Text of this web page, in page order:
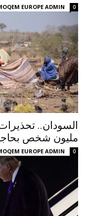
EUROPE ADMIN 0
مليون شخص
EUROPE ADMIN 0